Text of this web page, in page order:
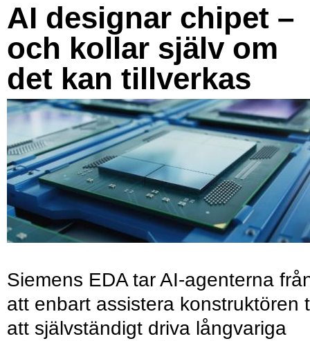
AI designar chipet –
och kollar själv om
det kan tillverkas
Siemens EDA tar AI-agenterna
att enbart assistera konstruktören
att självständigt driva långvariga